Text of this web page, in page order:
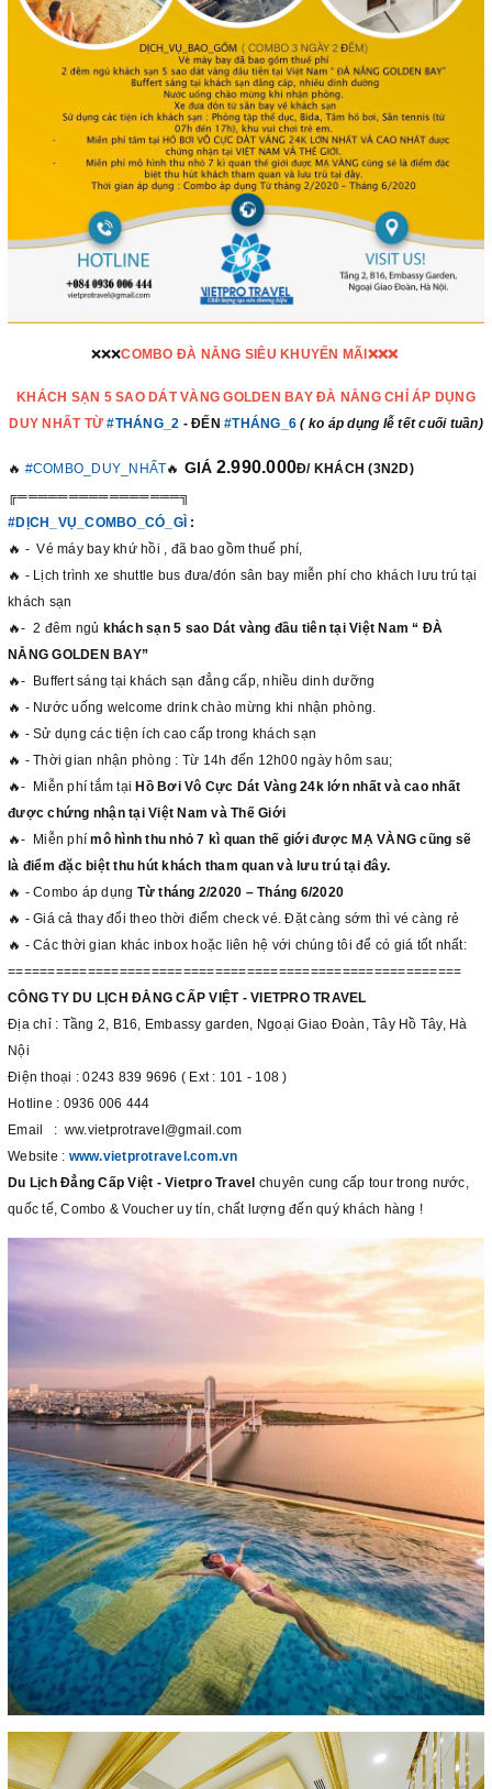
❌❌❌COMBO ĐÀ NẴNG SIÊU KHUYẾN MÃI❌❌❌
KHÁCH SẠN 5 SAO DÁT VÀNG GOLDEN BAY ĐÀ NẴNG CHỈ ÁP DỤNG
DUY NHẤT TỪ #THÁNG_2 - ĐẾN #THÁNG_6 ( ko áp dụng lễ tết cuối tuần)
🔥 #COMBO_DUY_NHẤT🔥 GIÁ 2.990.000Đ/ KHÁCH (3N2D)
╔════════════════╗
#DỊCH_VỤ_COMBO_CÓ_GÌ :
🔥 - Vé máy bay khứ hồi , đã bao gồm thuế phí,
🔥 - Lịch trình xe shuttle bus đưa/đón sân bay miễn phí cho khách lưu trú tại
khách sạn
🔥- 2 đêm ngủ khách sạn 5 sao Dát vàng đầu tiên tại Việt Nam “ ĐÀ
NẴNG GOLDEN BAY”
🔥- Buffert sáng tại khách sạn đẳng cấp, nhiều dinh dưỡng
🔥 - Nước uống welcome drink chào mừng khi nhận phòng.
🔥 - Sử dụng các tiện ích cao cấp trong khách sạn
🔥 - Thời gian nhận phòng : Từ 14h đến 12h00 ngày hôm sau;
🔥- Miễn phí tắm tại Hồ Bơi Vô Cực Dát Vàng 24k lớn nhất và cao nhất
được chứng nhận tại Việt Nam và Thế Giới
🔥- Miễn phímô hình thu nhỏ 7 kì quan thế giới được MẠ VÀNG cũng sẽ
là điểm đặc biệt thu hút khách tham quan và lưu trú tại đây.
🔥 - Combo áp dụng Từ tháng 2/2020 – Tháng 6/2020
🔥 - Giá cả thay đổi theo thời điểm check vé. Đặt càng sớm thì vé càng rẻ
🔥 - Các thời gian khác inbox hoặc liên hệ với chúng tôi để có giá tốt nhất:
=========================================================
CÔNG TY DU LỊCH ĐẲNG CẤP VIỆT - VIETPRO TRAVEL
Địa chỉ : Tầng 2, B16, Embassy garden, Ngoại Giao Đoàn, Tây Hồ Tây, Hà
Nội
Điện thoại : 0243 839 9696 ( Ext : 101 - 108 )
Hotline : 0936 006 444
Email : ww.vietprotravel@gmail.com
Website : www.vietprotravel.com.vn
Du Lịch Đẳng Cấp Việt - Vietpro Travel chuyên cung cấp tour trong nước,
quốc tế, Combo & Voucher uy tín, chất lượng đến quý khách hàng !